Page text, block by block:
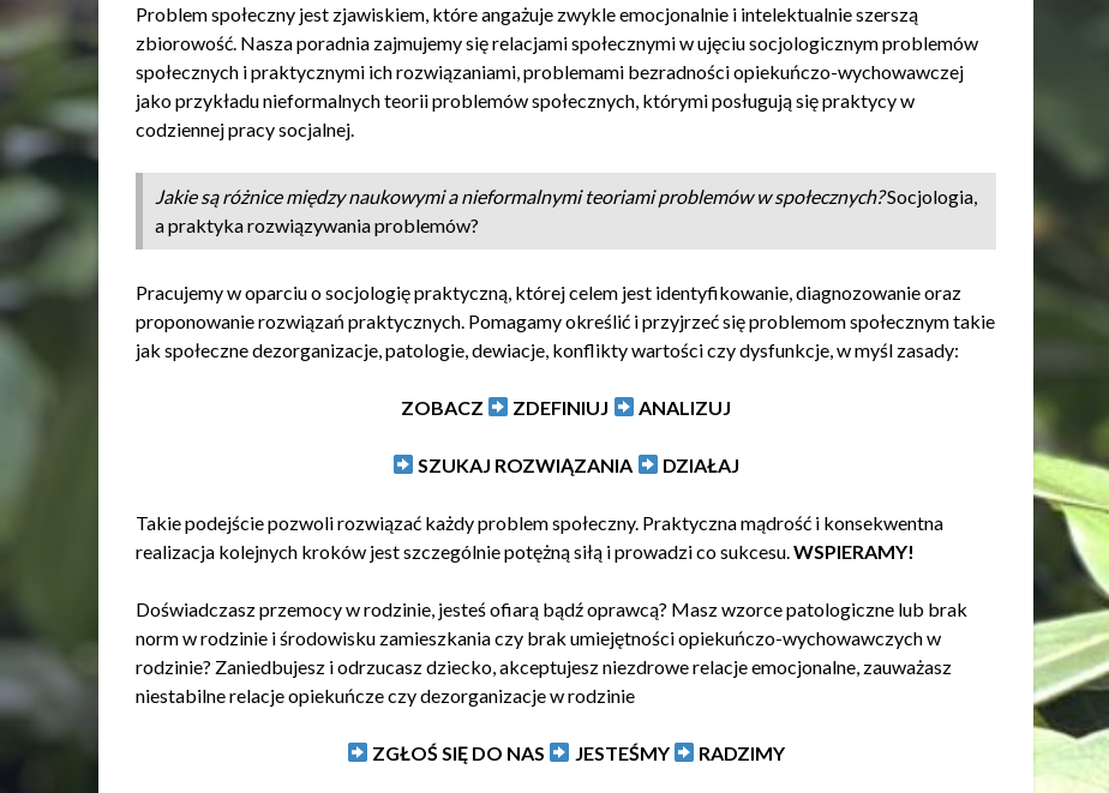
Problem społeczny jest zjawiskiem, które angażuje zwykle emocjonalnie i intelektualnie szerszą
zbiorowość. Nasza poradnia zajmujemy się relacjami społecznymi w ujęciu socjologicznym problemów
społecznych i praktycznymi ich rozwiązaniami, problemami bezradności opiekuńczo-wychowawczej
jako przykładu nieformalnych teorii problemów społecznych, którymi posługują się praktycy w
codziennej pracy socjalnej.
Jakie są różnice między naukowymi a nieformalnymi teoriami problemów w społecznych?Socjologia,
a praktyka rozwiązywania problemów?
Pracujemy w oparciu o socjologię praktyczną, której celem jest identyfikowanie, diagnozowanie oraz
proponowanie rozwiązań praktycznych. Pomagamy określić i przyjrzeć się problemom społecznym takie
jak społeczne dezorganizacje, patologie, dewiacje, konflikty wartości czy dysfunkcje, w myśl zasady:
ZOBACZ ZDEFINIUJ ANALIZUJ
SZUKAJ ROZWIĄZANIA DZIAŁAJ
Takie podejście pozwoli rozwiązać każdy problem społeczny. Praktyczna mądrość i konsekwentna
realizacja kolejnych kroków jest szczególnie potężną siłą i prowadzi co sukcesu.WSPIERAMY!
Doświadczasz przemocy w rodzinie, jesteś ofiarą bądź oprawcą? Masz wzorce patologiczne lub brak
norm w rodzinie i środowisku zamieszkania czy brak umiejętności opiekuńczo-wychowawczych w
rodzinie? Zaniedbujesz i odrzucasz dziecko, akceptujesz niezdrowe relacje emocjonalne, zauważasz
niestabilne relacje opiekuńcze czy dezorganizacje w rodzinie
ZGŁOŚ SIĘ DO NAS JESTEŚMY RADZIMY